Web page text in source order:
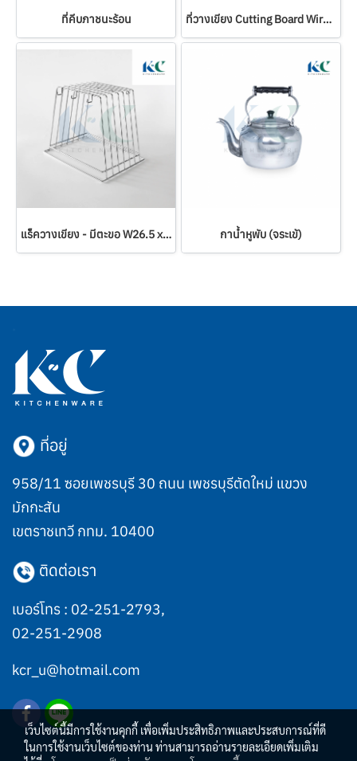
ที่คีบภาชนะร้อน ที่วางเขียง Cutting Board Wire Racks
แร็ควางเขียง - มีตะขอ W26.5 x L31 x 26 cm กาน้ำหูพับ (จระเข้)
ที่อยู่
958/11 ซอยเพชรบุรี 30 ถนน เพชรบุรีตัดใหม่ แขวง
มักกะสัน
เขตราชเทวี กทม. 10400
ติดต่อเรา
เบอร์โทร : 02-251-2793,
02-251-2908
kcr_u@hotmail.com
เว็บไซต์นี้มีการใช้งานคุกกี้ เพื่อเพิ่มประสิทธิภาพและประสบการณ์ที่ดี
ในการใช้งานเว็บไซต์ของท่าน ท่านสามารถอ่านรายละเอียดเพิ่มเติม